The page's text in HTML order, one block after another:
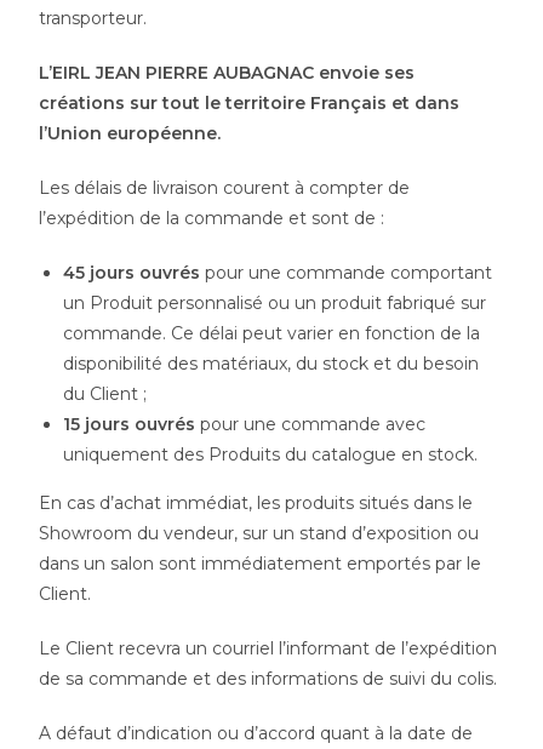
transporteur.
L’EIRL JEAN PIERRE AUBAGNAC envoie ses
créations sur tout le territoire Français et dans
l’Union européenne.
Les délais de livraison courent à compter de
l’expédition de la commande et sont de :
45 jours ouvrés pour une commande comportant
un Produit personnalisé ou un produit fabriqué sur
commande. Ce délai peut varier en fonction de la
disponibilité des matériaux, du stock et du besoin
du Client ;
15 jours ouvrés pour une commande avec
uniquement des Produits du catalogue en stock.
En cas d’achat immédiat, les produits situés dans le
Showroom du vendeur, sur un stand d’exposition ou
dans un salon sont immédiatement emportés par le
Client.
Le Client recevra un courriel l’informant de l’expédition
de sa commande et des informations de suivi du colis.
A défaut d’indication ou d’accord quant à la date de